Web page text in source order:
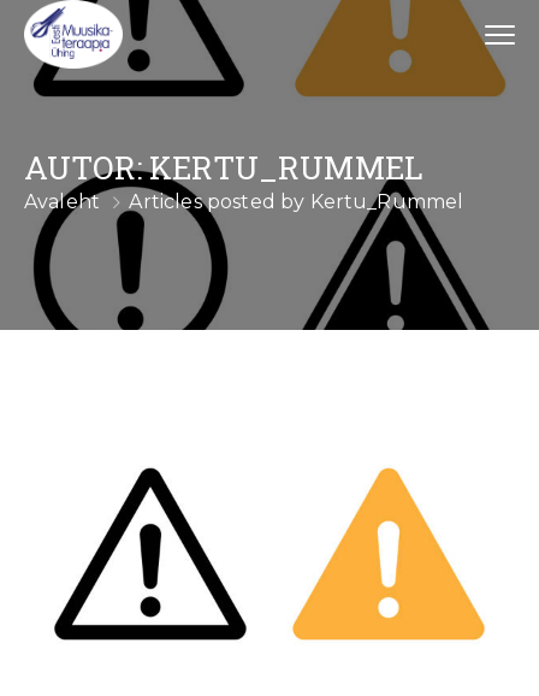
AUTOR:KERTU_RUMMEL
Avaleht Articles posted by Kertu_Rummel